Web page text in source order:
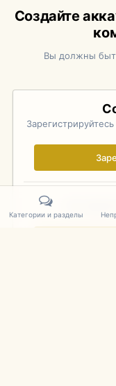
Создайте
Вы должны
Уже
Категории и разделы